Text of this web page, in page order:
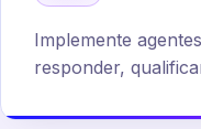
Implemente
responder,